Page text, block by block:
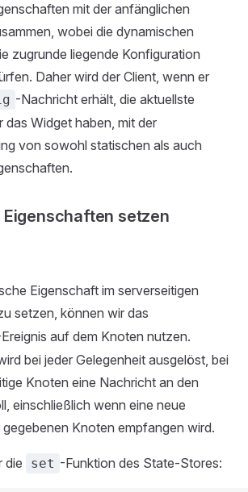
mit der anfänglichen
wobei die dynamischen
zugrunde liegende Konfiguration
Daher wird der Client, wenn er
-Nachricht erhält, die aktuellste
das Widget haben, mit der
von sowohl statischen als auch
setzen
Eigenschaft im serverseitigen
setzen, können wir das
auf dem Knoten nutzen.
bei jeder Gelegenheit ausgelöst, bei
Knoten eine Nachricht an den
einschließlich wenn eine neue
gegebenen Knoten empfangen wird.
die set -Funktion des State-Stores: